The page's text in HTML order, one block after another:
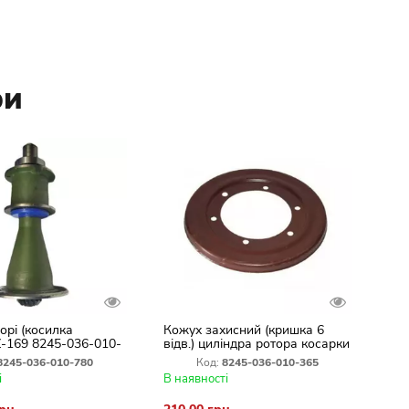
(косилка
169 8245-036-010-
036-010-780
Кожух захисний (кришка 6
відв.) циліндра ротора косарки
Z-169 8245-036-010-365
Код: 8245-036-010-365
В наявності